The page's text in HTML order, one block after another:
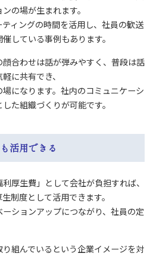
の場が生まれます。
ィングの時間を活用し、社員の歓送
している事例もあります。
合わせは話が弾みやすく、普段は話
に共有でき、
になります。社内のコミュニケーシ
た組織づくりが可能です。
活用できる
厚生費」として会社が負担すれば、
制度として活用できます。
ションアップにつながり、社員の定
組んでいるという企業イメージを対